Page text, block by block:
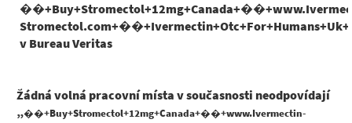
v Bureau Veritas(aktuální
Žádná volná pracovní místa v současnosti neodpovídají
„��+Buy+Stromectol+12mg+Canada+��+www.Ivermectin-